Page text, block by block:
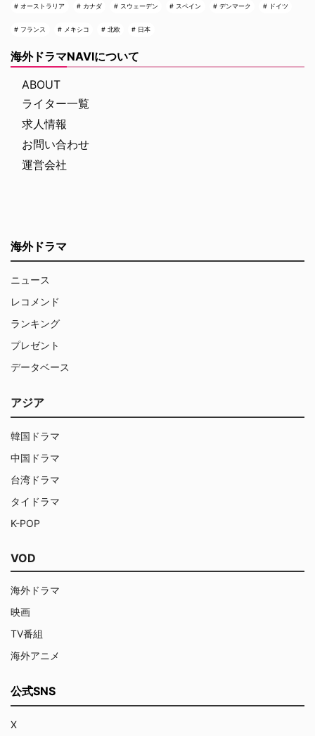
オーストラリア カナダ スウェーデン スペイン デンマーク ドイツ
フランス メキシコ 北欧 日本
海外ドラマNAVIについて
ABOUT
ライター一覧
求人情報
お問い合わせ
運営会社
海外ドラマ
ニュース
レコメンド
ランキング
プレゼント
データベース
アジア
韓国ドラマ
中国ドラマ
台湾ドラマ
タイドラマ
K-POP
VOD
海外ドラマ
映画
TV番組
海外アニメ
公式SNS
X